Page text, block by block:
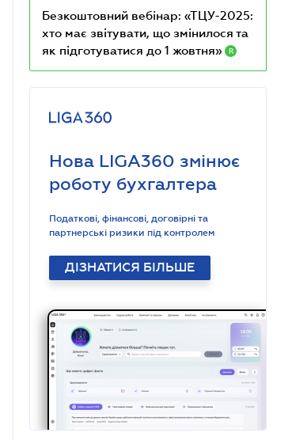
Безкоштовний вебінар: «ТЦУ-2025:
хто має звітувати, що змінилося та
як підготуватися до 1 жовтня»
R
Нова LIGA360 змінює
роботу бухгалтера
Податкові, фінансові, договірні та
партнерські ризики під контролем
ДІЗНАТИСЯ БІЛЬШЕ